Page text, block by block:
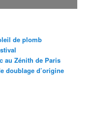
de plomb
au Zénith de Paris
doublage d’origine